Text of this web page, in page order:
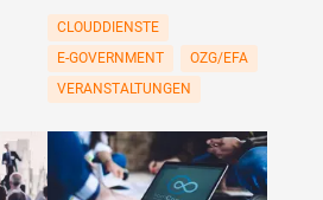
CLOUDDIENSTE
E-GOVERNMENT
OZG/EFA
VERANSTALTUNGEN